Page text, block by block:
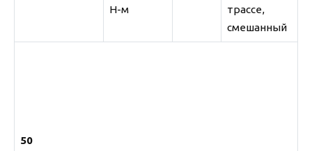
Н-м
трассе,
смешанный
50